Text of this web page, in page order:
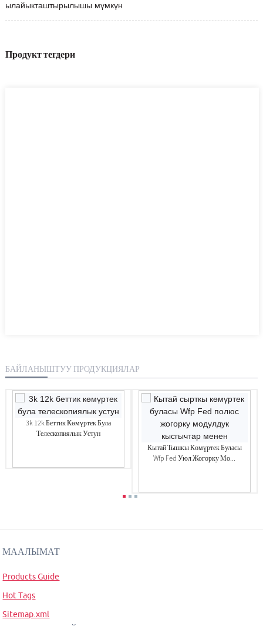
ылайыкташтырылышы мүмкүн
Продукт тегдери
БАЙЛАНЫШТУУ ПРОДУКЦИЯЛАР
3k 12k Беттик Көмүртек Була
Телескопиялык Устун
Кытай Тышкы Көмүртек Буласы
Wfp Fed Уюл Жогорку Мо...
МААЛЫМАТ
Products Guide
Hot Tags
Sitemap.xml